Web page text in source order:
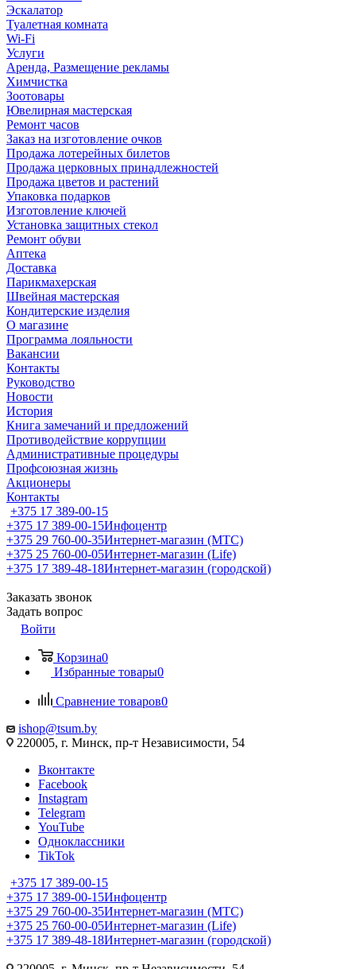
Эскалатор
Туалетная комната
Wi-Fi
Услуги
Аренда, Размещение рекламы
Химчистка
Зоотовары
Ювелирная мастерская
Ремонт часов
Заказ на изготовление очков
Продажа лотерейных билетов
Продажа церковных принадлежностей
Продажа цветов и растений
Упаковка подарков
Изготовление ключей
Установка защитных стекол
Ремонт обуви
Аптека
Доставка
Парикмахерская
Швейная мастерская
Кондитерские изделия
О магазине
Программа лояльности
Вакансии
Контакты
Руководство
Новости
История
Книга замечаний и предложений
Противодействие коррупции
Административные процедуры
Профсоюзная жизнь
Акционеры
Контакты
+375 17 389-00-15
+375 17 389-00-15Инфоцентр
+375 29 760-00-35Интернет-магазин (МТС)
+375 25 760-00-05Интернет-магазин (Life)
+375 17 389-48-18Интернет-магазин (городской)
Заказать звонок
Задать вопрос
Войти
Корзина0
Избранные товары0
Сравнение товаров0
ishop@tsum.by
220005, г. Минск, пр-т Независимости, 54
Вконтакте
Facebook
Instagram
Telegram
YouTube
Одноклассники
TikTok
+375 17 389-00-15
+375 17 389-00-15Инфоцентр
+375 29 760-00-35Интернет-магазин (МТС)
+375 25 760-00-05Интернет-магазин (Life)
+375 17 389-48-18Интернет-магазин (городской)